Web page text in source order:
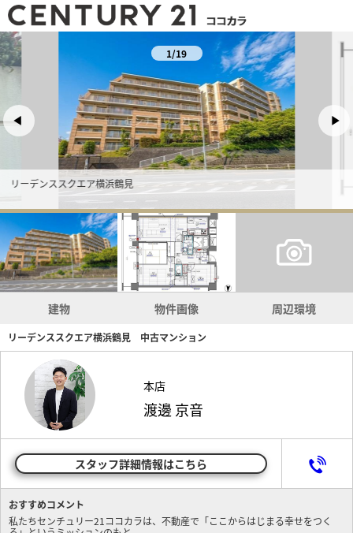
リーデンススクエア横浜鶴見
1/19
建物 物件画像 周辺環境
リーデンススクエア横浜鶴見 中古マンション
本店
渡邊 京音
スタッフ詳細情報はこちら
おすすめコメント
私たちセンチュリー21ココカラは、不動産で「ここからはじまる幸せをつく